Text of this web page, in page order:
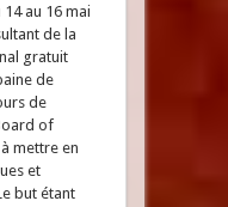
14 au 16 mai
de la
gratuit
de
de
of
mettre en
et
but étant